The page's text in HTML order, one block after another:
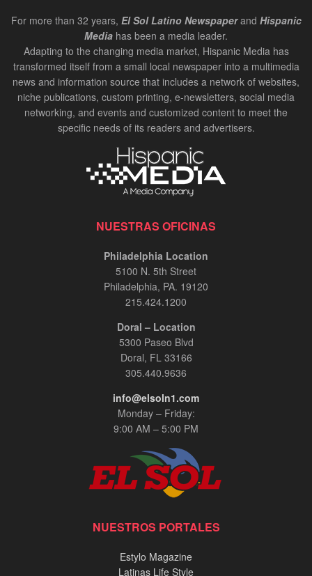
For more than 32 years, El Sol Latino Newspaperand Hispanic
Media has been a media leader.
Adapting to the changing media market, Hispanic Media has
transformed itself from a small local newspaper into a multimedia
news and information source that includes a network of websites,
niche publications, custom printing, e-newsletters, social media
networking, and events and customized content to meet the
specific needs of its readers and advertisers.
NUESTRAS OFICINAS
Philadelphia Location
5100 N. 5th Street
Philadelphia, PA. 19120
215.424.1200
Doral – Location
5300 Paseo Blvd
Doral, FL 33166
305.440.9636
info@elsoln1.com
Monday – Friday:
9:00 AM – 5:00 PM
NUESTROS PORTALES
Estylo Magazine
Latinas Life Style